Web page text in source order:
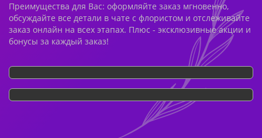
Преимущества для Вас: оформляйте заказ мгновенно,
обсуждайте все детали в чате с флористом и отслеживайте
заказ онлайн на всех этапах. Плюс - эксклюзивные акции и
бонусы за каждый заказ!